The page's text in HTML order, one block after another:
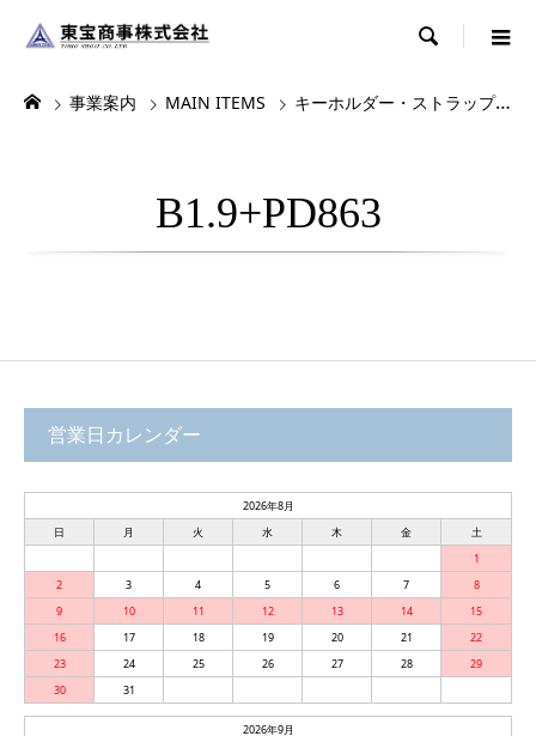

事業案内 MAIN ITEMS キーホルダー・ストラップ・根付
B1.9+PD863
営業日カレンダー
2026年8月
日
月 火 水 木 金
土
1
2
3 4 5 6 7
8
9
10 11 12 13 14
15
16
17 18 19 20 21
22
23
24 25 26 27 28
29
30
31
2026年9月